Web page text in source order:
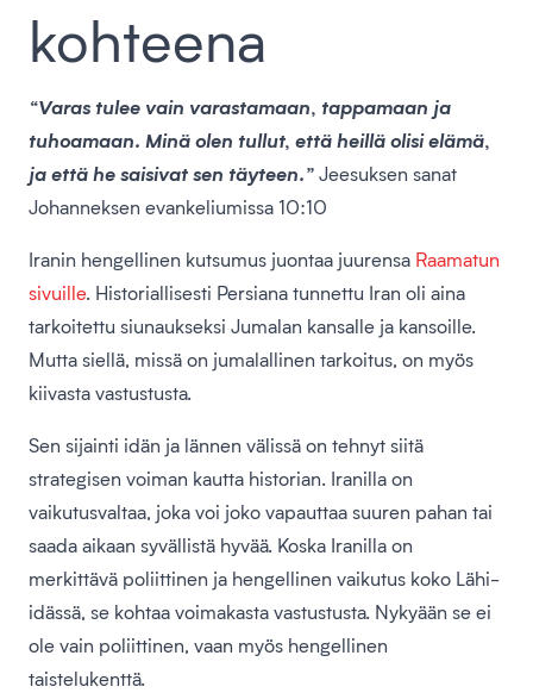
kohteena
“Varas tulee vain varastamaan, tappamaan ja
tuhoamaan. Minä olen tullut, että heillä olisi elämä,
ja että he saisivat sen täyteen.”Jeesuksen sanat
Johanneksen evankeliumissa 10:10
Iranin hengellinen kutsumus juontaa juurensa Raamatun
sivuille. Historiallisesti Persiana tunnettu Iran oli aina
tarkoitettu siunaukseksi Jumalan kansalle ja kansoille.
Mutta siellä, missä on jumalallinen tarkoitus, on myös
kiivasta vastustusta.
Sen sijainti idän ja lännen välissä on tehnyt siitä
strategisen voiman kautta historian. Iranilla on
vaikutusvaltaa, joka voi joko vapauttaa suuren pahan tai
saada aikaan syvällistä hyvää. Koska Iranilla on
merkittävä poliittinen ja hengellinen vaikutus koko Lähi-
idässä, se kohtaa voimakasta vastustusta. Nykyään se ei
ole vain poliittinen, vaan myös hengellinen
taistelukenttä.